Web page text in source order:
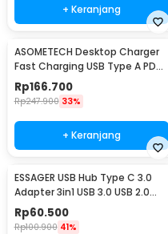
+ Keranjang
ASOMETECH Desktop Charger
Fast Charging USB Type A PD
QC 8 Port 40W - WLX-A9D
Rp166.700
Rp247.900 33%
+ Keranjang
ESSAGER USB Hub Type C 3.0
Adapter 3in1 USB 3.0 USB 2.0
5Gbps - EHBC03-FY0G-P
Rp60.500
Rp100.900 41%